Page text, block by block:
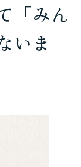
「みん
いま